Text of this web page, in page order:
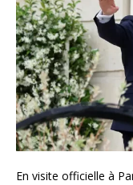
En visite officielle à